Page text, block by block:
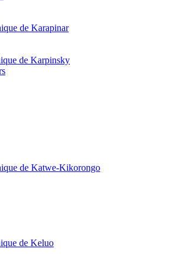
de Karapinar
de Karpinsky
de Katwe-Kikorongo
de Keluo